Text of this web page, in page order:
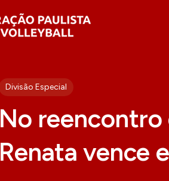
Divisão Especial
No reencontro
Renata vence